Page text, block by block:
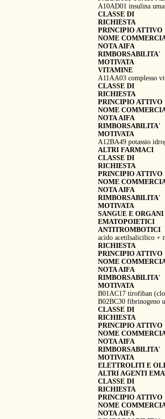
A10AD01 insulina
CLASSE DI
RICHIESTA
PRINCIPIO ATTIVO
NOME
NOTA AIFA
RIMBORSABILITA'
MOTIVATA
VITAMINE
A11AA03 complesso
CLASSE DI
RICHIESTA
PRINCIPIO ATTIVO
NOME
NOTA AIFA
RIMBORSABILITA'
MOTIVATA
A12BA49 potassio
ALTRI FARMACI
CLASSE DI
RICHIESTA
PRINCIPIO ATTIVO
NOME
NOTA AIFA
RIMBORSABILITA'
MOTIVATA
SANGUE E ORGANI
EMATOPOIETICI
ANTITROMBOTICI
acido acetilsalicilico +
RICHIESTA
PRINCIPIO ATTIVO
NOME
NOTA AIFA
RIMBORSABILITA'
MOTIVATA
B01AC17 tirofiban
B02BC30 fibrinogeno
CLASSE DI
RICHIESTA
PRINCIPIO ATTIVO
NOME
NOTA AIFA
RIMBORSABILITA'
MOTIVATA
ELETTROLITI E
ALTRI AGENTI
CLASSE DI
RICHIESTA
PRINCIPIO ATTIVO
NOME
NOTA AIFA